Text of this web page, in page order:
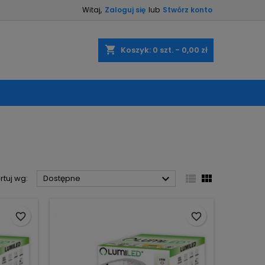
Witaj, Zaloguj się lub Stwórz konto
shopping_cart Koszyk: 0 szt. - 0,00 zł
wg: Dostępne   
favorite_border favorite_border